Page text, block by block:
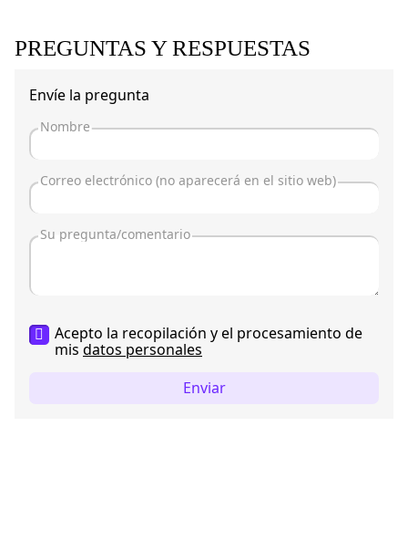
PREGUNTAS Y RESPUESTAS
Envíe la pregunta
Acepto la recopilación y el procesamiento de
mis datos personales
Enviar